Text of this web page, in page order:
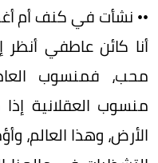
•• نشأت في كنف أم
أنا كائن عاطفي
محب، فمنسوب
منسوب العقلانية
الأرض، وهذا